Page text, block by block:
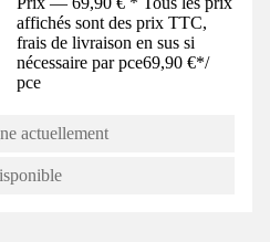
affichés sont des prix TTC,
frais de livraison en sus si
nécessaire par pce69,90 €*/
pce
actuellement